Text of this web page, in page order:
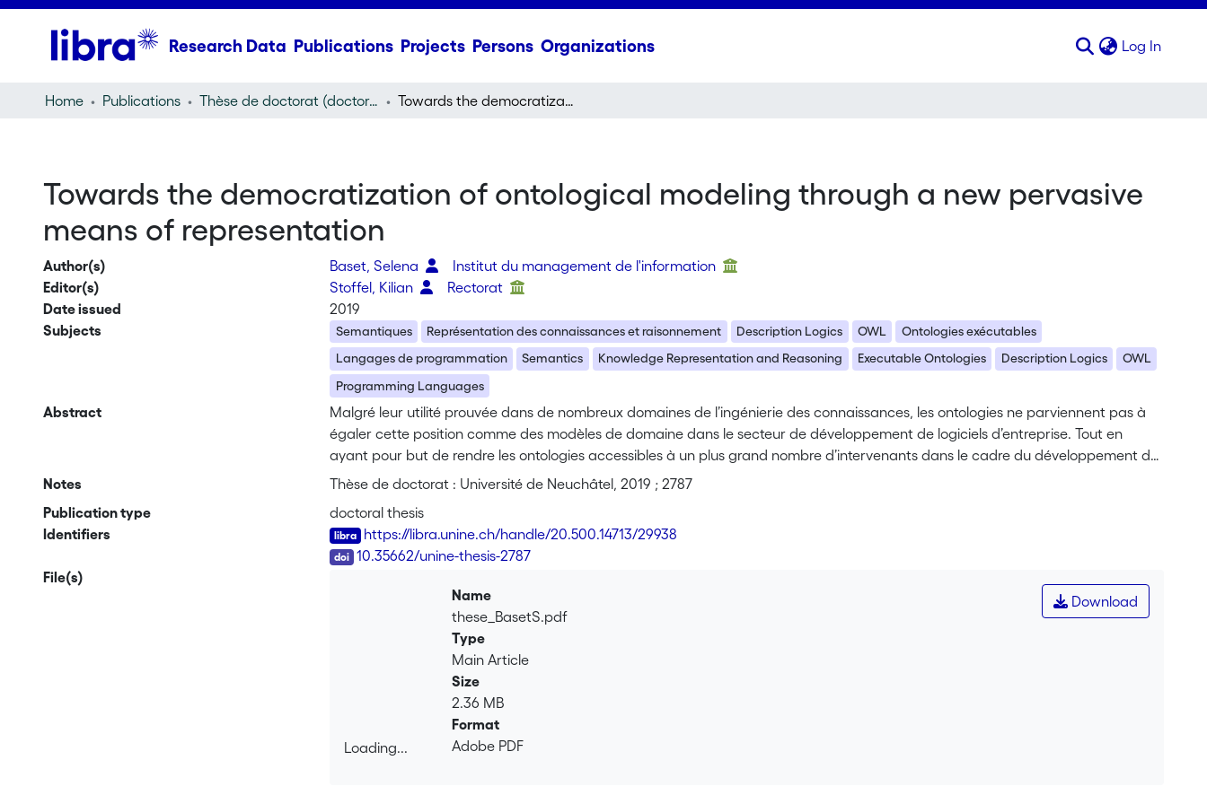
Research Data Publications Projects Persons Organizations Log In
Home Publications Thèse de doctorat (doctoral thesis) Towards the democratization of ontological modeling through a new pervasive means of representation
Towards the democratization of ontological modeling through a new pervasive
means of representation
Author(s) Baset, Selena
Institut du management de l'information
Editor(s)
Stoffel, Kilian
Rectorat
Date issued
2019
Subjects
Semantiques Représentation des connaissances et raisonnement Description Logics OWL
Ontologies exécutables
Langages de programmation
Semantics Knowledge Representation and Reasoning Executable Ontologies Description Logics
OWL
Programming Languages
Abstract
Malgré leur utilité prouvée dans de nombreux domaines de l’ingénierie des connaissances, les ontologies ne parviennent pas à
égaler cette position comme des modèles de domaine dans le secteur de développement de logiciels d’entreprise. Tout en
ayant pour but de rendre les ontologies accessibles à un plus grand nombre d’intervenants dans le cadre du développement de
logiciels, cette thèse cherche à étudier les facteurs qui se dressent entre les efforts de recherche sur l’intégration des ontologies
analyse préliminaire le suggère, la réticence qui caractérise l’adoption des ontologies au sein de la communauté des ingénieurs
est en partie due à une sémantique opposée, ainsi qu’aux différentes hypothèses sous-jacentes utilisées dans les ontologies, par
rapport à d’autres normes de modélisation d’entreprise plus conventionnels. Les piles techniques derrière l’application des
ontologies et les logiciels d’entreprise conventionnels varient considérablement; des langues aux éditeurs en passant par l’appui
aux infrastructures. <br>Les raisons mentionnées ci-dessus prennent une nouvelle tournure syntactique, sémantique et
paradigmatique que le développeur doit prendre en compte à chaque fois qu’il utilise les ontologies. Afin de minimaliser ces
diverses tournures, la première étape vers la réalisation de cette thèse a été la proposition d’une fonction de traduction sans
perte qui pourrait faciliter la tâche d’intégration des ontologies vers les référentiels de code plus conventionnels en les exprimant
directement dans le même langage de programmation en usage. <br>La deuxième étape franchie fut l’implémentation, de
manière concrète, de la fonction de traduction en considérant C\# comme langage cible. Cette implémentation prend
également en compte de potentielles optimisations du processus de conversion. Le choix de C\# est motivé par un certain
nombre de facteurs discutés dans le chapitre correspondant. Cette implémentation prend également en compte de potentielles
Notes
Thèse de doctorat : Université de Neuchâtel, 2019 ; 2787
Publication type
doctoral thesis
Identifiers
https://libra.unine.ch/handle/20.500.14713/29938
10.35662/unine-thesis-2787
File(s)
Loading...
Download
Name
these_BasetS.pdf
Type
Main Article
Size
2.36 MB
Format
Adobe PDF